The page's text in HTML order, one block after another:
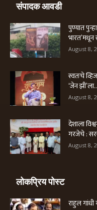
संपादक आवडी
पुण्यात
भारत’मधून
August 8,
स्वतःचे
‘जेन
August 8,
देशाला
गरजेचे :
August 8,
लोकप्रिय पोस्ट
राहुल गांधी